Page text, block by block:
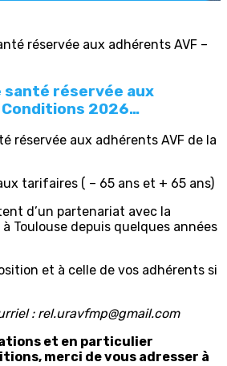
santé réservée aux
Conditions 2026…
réservée aux adhérents AVF de la
tarifaires ( – 65 ans et + 65 ans)
d’un partenariat avec la
Toulouse depuis quelques années
et à celle de vos adhérents si
: rel.uravfmp@gmail.com
et en particulier
merci de vous adresser à